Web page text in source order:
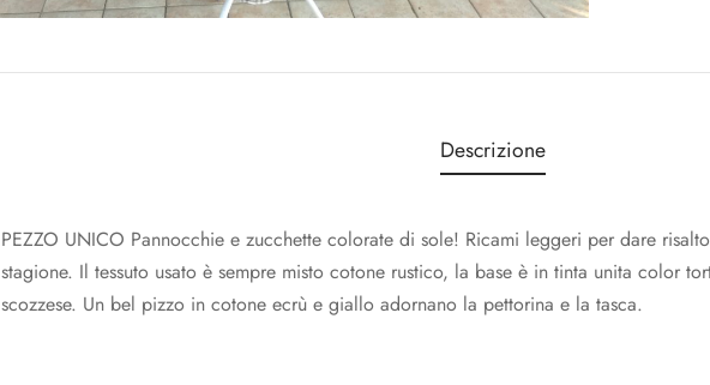
Descrizione
PEZZO UNICO Pannocchie e zucchette colorate di sole! Ricami leggeri per dare
stagione. Il tessuto usato è sempre misto cotone rustico, la base è in tinta unita color
scozzese. Un bel pizzo in cotone ecrù e giallo adornano la pettorina e la tasca.